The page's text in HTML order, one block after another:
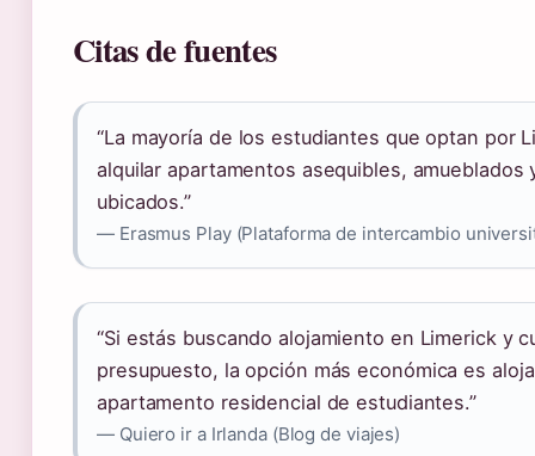
Citas de fuentes
“La mayoría de los estudiantes que optan por
alquilar apartamentos asequibles,
ubicados.”
— Erasmus Play (Plataforma de intercambio
“Si estás buscando alojamiento en Limerick y
presupuesto, la opción más económica es
apartamento residencial de estudiantes.”
— Quiero ir a Irlanda (Blog de viajes)